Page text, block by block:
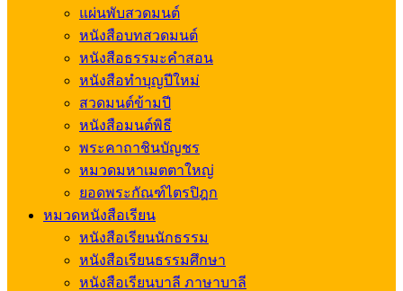
แผ่นพับสวดมนต์
หนังสือบทสวดมนต์
หนังสือธรรมะคำสอน
หนังสือทำบุญปีใหม่
สวดมนต์ข้ามปี
หนังสือมนต์พิธี
พระคาถาชินบัญชร
หมวดมหาเมตตาใหญ่
ยอดพระกัณฑ์ไตรปิฎก
หมวดหนังสือเรียน
หนังสือเรียนนักธรรม
หนังสือเรียนธรรมศึกษา
หนังสือเรียนบาลี ภาษาบาลี